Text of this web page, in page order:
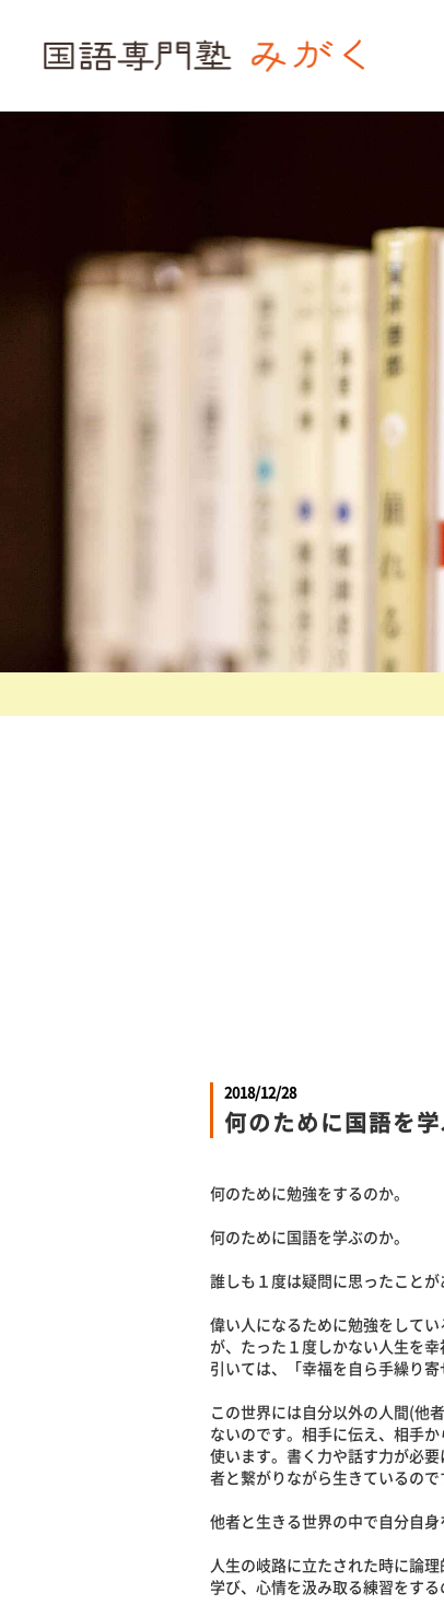
2018/12/28
何のために国語を学
何のために勉強をするのか。
何のために国語を学ぶのか。
誰しも１度は疑問に思ったことが
偉い人になるために勉強をして
が、たった１度しかない人生を
引いては、「幸福を自ら手繰り
この世界には自分以外の人間(他
ないのです。相手に伝え、相手
使います。書く力や話す力が必
者と繋がりながら生きているので
他者と生きる世界の中で自分自
人生の岐路に立たされた時に論
学び、心情を汲み取る練習をする